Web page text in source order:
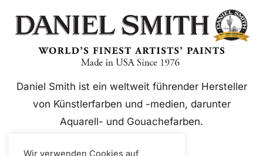
Daniel Smith ist ein weltweit führender Hersteller
von Künstlerfarben und -medien, darunter
Aquarell- und Gouachefarben.
Wir verwenden Cookies auf